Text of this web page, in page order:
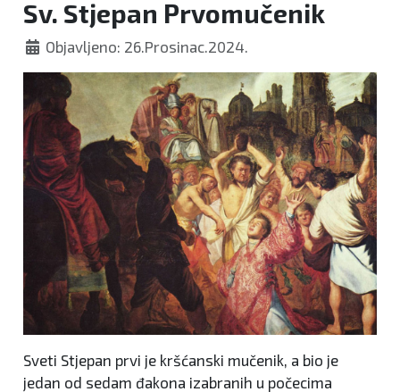
Sv. Stjepan Prvomučenik
Objavljeno: 26.Prosinac.2024.
Sveti Stjepan prvi je kršćanski mučenik, a bio je
jedan od sedam đakona izabranih u počecima